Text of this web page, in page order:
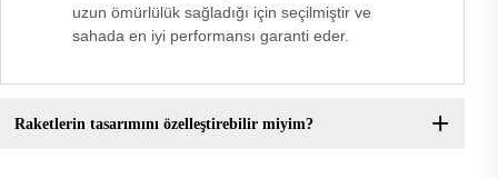
uzun ömürlülük sağladığı için seçilmiştir ve
sahada en iyi performansı garanti eder.
Raketlerin tasarımını özelleştirebilir miyim?